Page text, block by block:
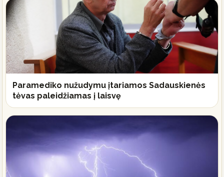
Paramediko nužudymu įtariamos Sadauskienės
tėvas paleidžiamas į laisvę